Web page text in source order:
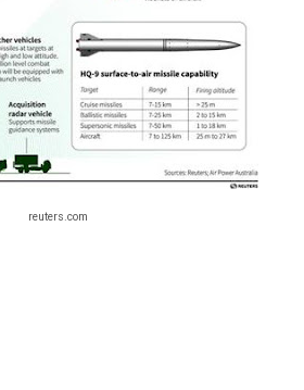
reuters.com